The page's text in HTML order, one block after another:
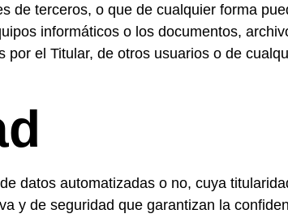
de terceros, o que de cualquier forma
informáticos o los documentos,
el Titular, de otros usuarios o de
datos automatizadas o no, cuya
y de seguridad que garantizan la